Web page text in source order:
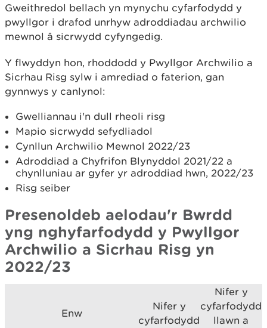
Gweithredol bellach yn mynychu cyfarfodydd y
pwyllgor i drafod unrhyw adroddiadau archwilio
mewnol â sicrwydd cyfyngedig.
Y flwyddyn hon, rhoddodd y Pwyllgor Archwilio a
Sicrhau Risg sylw i amrediad o faterion, gan
gynnwys y canlynol:
Gwelliannau i'n dull rheoli risg
Mapio sicrwydd sefydliadol
Cynllun Archwilio Mewnol 2022/23
Adroddiad a Chyfrifon Blynyddol 2021/22 a
chynlluniau ar gyfer yr adroddiad hwn, 2022/23
Risg seiber
Presenoldeb aelodau'r Bwrdd
yng nghyfarfodydd y Pwyllgor
Archwilio a Sicrhau Risg yn
2022/23
Enw
Nifer y
cyfarfodydd
Nifer y
cyfarfodydd
llawn a